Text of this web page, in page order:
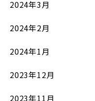
2024年3月
2024年2月
2024年1月
2023年12月
2023年11月